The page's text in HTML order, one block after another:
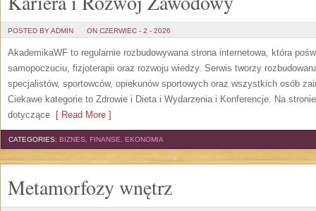
POSTED BY ADMIN ON CZERWIEC - 2 - 2026
AkademikaWF to regularnie rozbudowywana strona internetowa, która
samopoczuciu, fizjoterapii oraz rozwoju wiedzy. Serwis tworzy
specjalistów, sportowców, opiekunów sportowych oraz wszystkich osób
Ciekawe kategorie to Zdrowie i Dieta i Wydarzenia i Konferencje. Na
dotyczące [ Read More ]
CATEGORIES: BIZNES, FINANSE, EKONOMIA
Metamorfozy wnętrz